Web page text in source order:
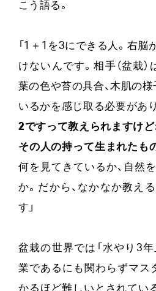
こう語る。
「1＋1を3にできる人。右脳
けないんです。相手（盆栽）
葉の色や苔の具合、木肌の様
いるかを感じ取る必要があり
2ですって教えられますけど
その人の持って生まれたも
何を見てきているか、自然
か。だから、なかなか教え
す」
盆栽の世界では「水やり3年
業であるにも関わらずマス
かるほど難しいとされてい